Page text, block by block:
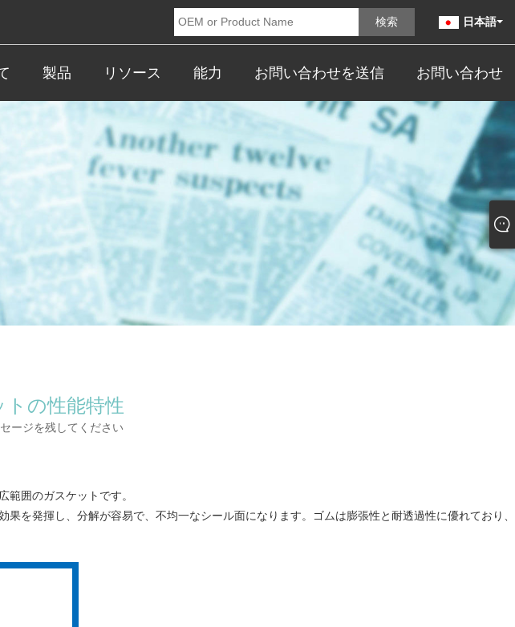
日本語
製品 リソース 能力 お問い合わせを送信 お問い合わせ
の性能特性
セージを残してください
囲のガスケットです。
を発揮し、分解が容易で、不均一なシール面になります。ゴムは膨張性と耐透過性に優れており、